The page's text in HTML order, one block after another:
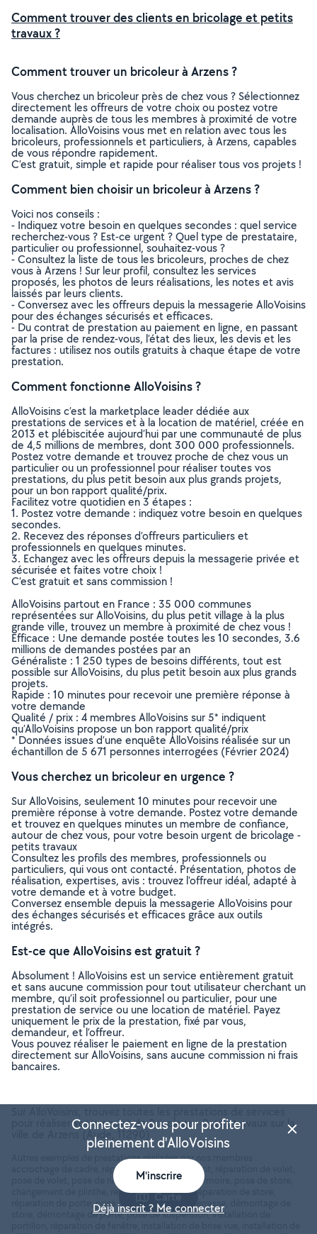
Comment trouver des clients en bricolage et petits
travaux ?
Comment trouver un bricoleur à Arzens ?
Vous cherchez un bricoleur près de chez vous ? Sélectionnez
directement les offreurs de votre choix ou postez votre
demande auprès de tous les membres à proximité de votre
localisation. AlloVoisins vous met en relation avec tous les
bricoleurs, professionnels et particuliers, à Arzens, capables
de vous répondre rapidement.
C’est gratuit, simple et rapide pour réaliser tous vos projets !
Comment bien choisir un bricoleur à Arzens ?
Voici nos conseils :
- Indiquez votre besoin en quelques secondes : quel service
recherchez-vous ? Est-ce urgent ? Quel type de prestataire,
particulier ou professionnel, souhaitez-vous ?
- Consultez la liste de tous les bricoleurs, proches de chez
vous à Arzens ! Sur leur profil, consultez les services
proposés, les photos de leurs réalisations, les notes et avis
laissés par leurs clients.
- Conversez avec les offreurs depuis la messagerie AlloVoisins
pour des échanges sécurisés et efficaces.
- Du contrat de prestation au paiement en ligne, en passant
par la prise de rendez-vous, l’état des lieux, les devis et les
factures : utilisez nos outils gratuits à chaque étape de votre
prestation.
Comment fonctionne AlloVoisins ?
AlloVoisins c’est la marketplace leader dédiée aux
prestations de services et à la location de matériel, créée en
2013 et plébiscitée aujourd’hui par une communauté de plus
de 4,5 millions de membres, dont 300 000 professionnels.
Postez votre demande et trouvez proche de chez vous un
particulier ou un professionnel pour réaliser toutes vos
prestations, du plus petit besoin aux plus grands projets,
pour un bon rapport qualité/prix.
Facilitez votre quotidien en 3 étapes :
1. Postez votre demande : indiquez votre besoin en quelques
secondes.
2. Recevez des réponses d’offreurs particuliers et
professionnels en quelques minutes.
3. Echangez avec les offreurs depuis la messagerie privée et
sécurisée et faites votre choix !
C’est gratuit et sans commission !
AlloVoisins partout en France : 35 000 communes
représentées sur AlloVoisins, du plus petit village à la plus
grande ville, trouvez un membre à proximité de chez vous !
Efficace : Une demande postée toutes les 10 secondes, 3.6
millions de demandes postées par an
Généraliste : 1 250 types de besoins différents, tout est
possible sur AlloVoisins, du plus petit besoin aux plus grands
projets.
Rapide : 10 minutes pour recevoir une première réponse à
votre demande
Qualité / prix : 4 membres AlloVoisins sur 5* indiquent
qu’AlloVoisins propose un bon rapport qualité/prix
* Données issues d’une enquête AlloVoisins réalisée sur un
échantillon de 5 671 personnes interrogées (Février 2024)
Vous cherchez un bricoleur en urgence ?
Sur AlloVoisins, seulement 10 minutes pour recevoir une
première réponse à votre demande. Postez votre demande
et trouvez en quelques minutes un membre de confiance,
autour de chez vous, pour votre besoin urgent de bricolage -
petits travaux
Consultez les profils des membres, professionnels ou
particuliers, qui vous ont contacté. Présentation, photos de
réalisation, expertises, avis : trouvez l'offreur idéal, adapté à
votre demande et à votre budget.
Conversez ensemble depuis la messagerie AlloVoisins pour
des échanges sécurisés et efficaces grâce aux outils
intégrés.
Est-ce que AlloVoisins est gratuit ?
Absolument ! AlloVoisins est un service entièrement gratuit
et sans aucune commission pour tout utilisateur cherchant un
membre, qu’il soit professionnel ou particulier, pour une
prestation de service ou une location de matériel. Payez
uniquement le prix de la prestation, fixé par vous,
demandeur, et l’offreur.
Vous pouvez réaliser le paiement en ligne de la prestation
directement sur AlloVoisins, sans aucune commission ni frais
bancaires.
pour réaliser votre projet de Bricolage - Petits travaux sur la
ville de Arzens (Aude, 11290)
Autres exemples de prestations réalisées par nos membres :
accrochage de cadre, réparation de volet roulant, réparation de volet,
pose de volet, pose de rideaux, démontage d'armoire, pose de store,
changement de plinthe, rebouchage de mur, réparation de store,
réparation de porte, pose de hotte, pose de terrasse, démontage de
store, démontage de porte, pose de suspension, installation de
Carte
Connectez-vous pour profiter
pleinement d'AlloVoisins
M'inscrire
Déjà inscrit ? Me connecter